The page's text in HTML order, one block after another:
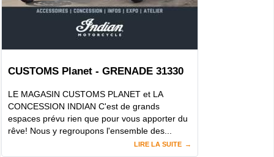
CUSTOMS Planet - GRENADE 31330
LE MAGASIN CUSTOMS PLANET et LA
CONCESSION INDIAN C'est de grands
espaces prévu rien que pour vous apporter du
rêve! Nous y regroupons l'ensemble des...
LIRE LA SUITE